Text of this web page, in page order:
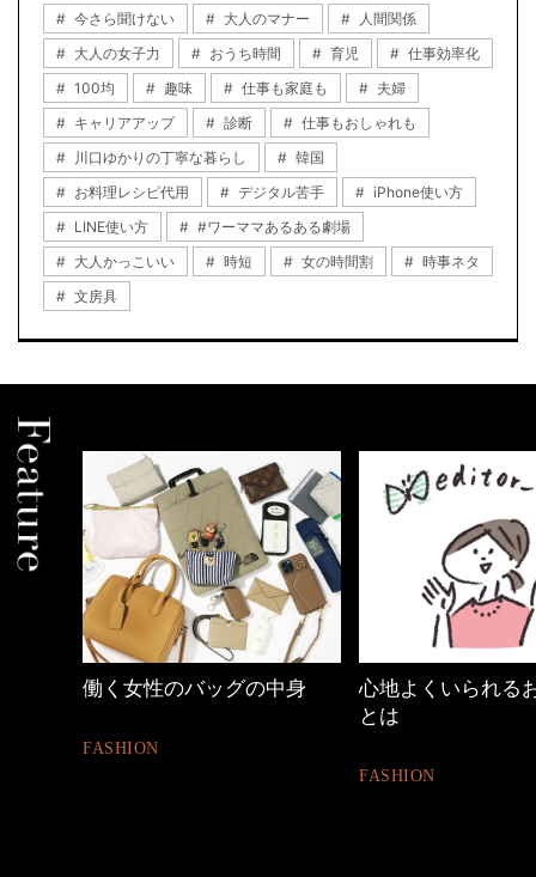
今さら聞けない 大人のマナー
人間関係
大人の女子力
おうち時間 育児
仕事効率化
100均
趣味 仕事も家庭も
夫婦
キャリアアップ
診断
仕事もおしゃれも
川口ゆかりの丁寧な暮らし
韓国
お料理レシピ代用
デジタル苦手
iPhone使い方
LINE使い方
#ワーママあるある劇場
大人かっこいい
時短 女の時間割
時事ネタ
文房具
心地よくいられるおしゃれ
【ワーママのきれ
ュアル通勤】
FASHION